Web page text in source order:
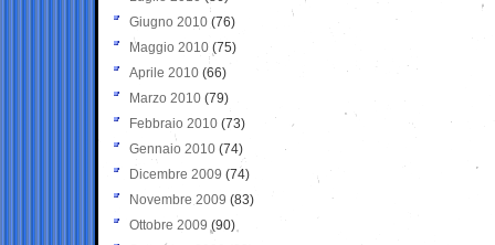
Giugno 2010 (76)
Maggio 2010 (75)
Aprile 2010 (66)
Marzo 2010 (79)
Febbraio 2010 (73)
Gennaio 2010 (74)
Dicembre 2009 (74)
Novembre 2009 (83)
Ottobre 2009 (90)